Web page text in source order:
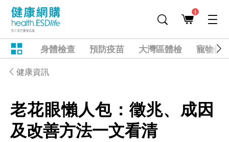
1
身體檢查 預防疫苗 大灣區體檢 寵物健
健康資訊
老花眼懶人包：徵兆、成因
及改善方法一文看清